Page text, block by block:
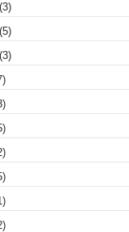
(3)
(5)
(3)